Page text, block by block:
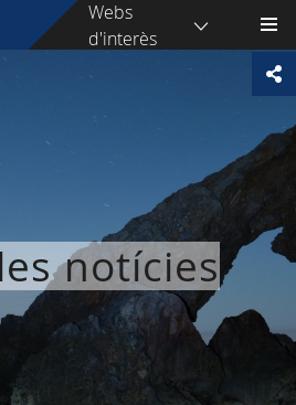
Webs
d'interès
notícies